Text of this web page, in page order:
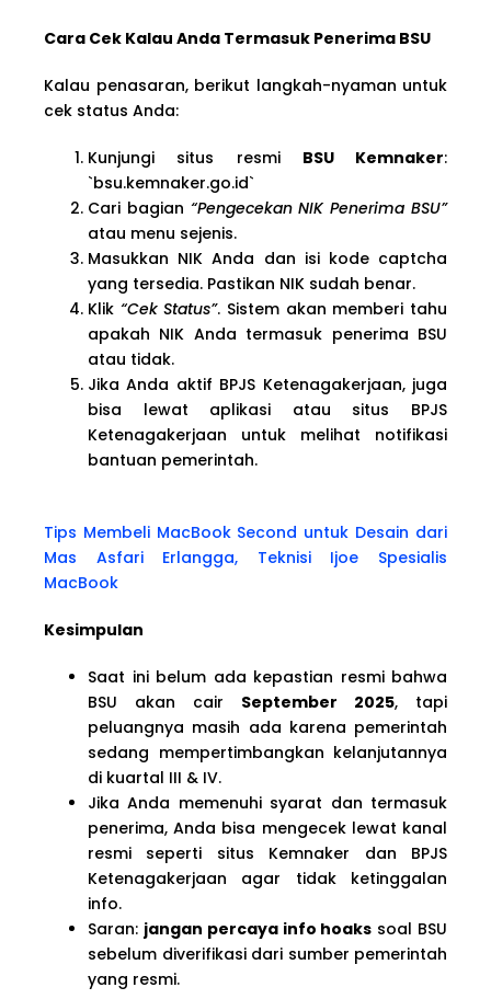
Cara Cek Kalau Anda Termasuk Penerima BSU
Kalau penasaran, berikut langkah-nyaman untuk
cek status Anda:
Kunjungi situs resmi BSU Kemnaker:
`bsu.kemnaker.go.id`
Cari bagian “Pengecekan NIK Penerima BSU”
atau menu sejenis.
Masukkan NIK Anda dan isi kode captcha
yang tersedia. Pastikan NIK sudah benar.
Klik “Cek Status”. Sistem akan memberi tahu
apakah NIK Anda termasuk penerima BSU
atau tidak.
Jika Anda aktif BPJS Ketenagakerjaan, juga
bisa lewat aplikasi atau situs BPJS
Ketenagakerjaan untuk melihat notifikasi
bantuan pemerintah.
Tips Membeli MacBook Second untuk Desain dari
Mas Asfari Erlangga, Teknisi Ijoe Spesialis
MacBook
Kesimpulan
Saat ini belum ada kepastian resmi bahwa
BSU akan cair September 2025, tapi
peluangnya masih ada karena pemerintah
sedang mempertimbangkan kelanjutannya
di kuartal III & IV.
Jika Anda memenuhi syarat dan termasuk
penerima, Anda bisa mengecek lewat kanal
resmi seperti situs Kemnaker dan BPJS
Ketenagakerjaan agar tidak ketinggalan
info.
Saran: jangan percaya info hoaks soal BSU
sebelum diverifikasi dari sumber pemerintah
yang resmi.